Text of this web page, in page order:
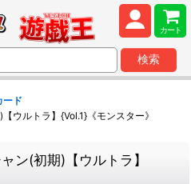
カート
検索
ード
ウルトラ】{Vol.1}《モンスター》
ン(初期)【ウルトラ】